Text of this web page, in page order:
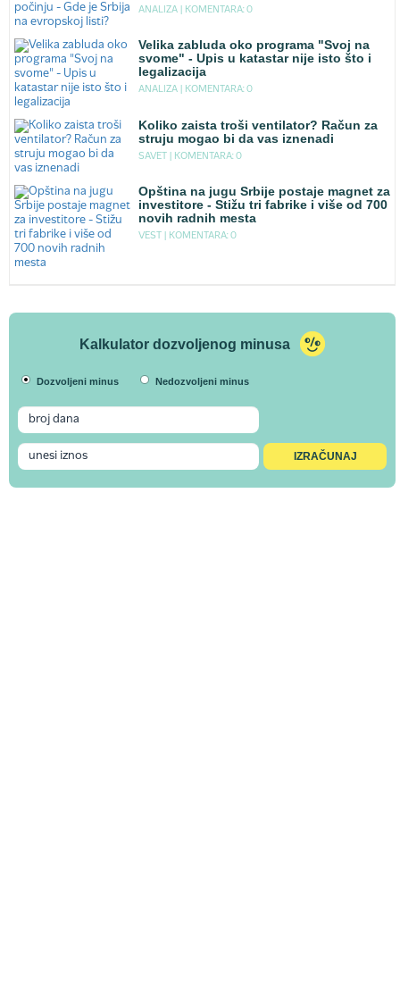
ANALIZA | KOMENTARA: 0
Velika zabluda oko programa "Svoj na
svome" - Upis u katastar nije isto što i
legalizacija
ANALIZA | KOMENTARA: 0
Koliko zaista troši ventilator? Račun za
struju mogao bi da vas iznenadi
SAVET | KOMENTARA: 0
Opština na jugu Srbije postaje magnet za
investitore - Stižu tri fabrike i više od 700
novih radnih mesta
VEST | KOMENTARA: 0
Kalkulator dozvoljenog minusa
Dozvoljeni minus Nedozvoljeni minus